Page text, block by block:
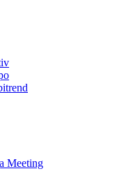
Meeting